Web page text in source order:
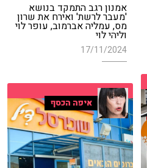
אמנון רגב התמקד בנושא
'מעבר לרשת' ואירח את שרון
מס, עמליה אברמוב, עופר לוי
וליהי לוי
17/11/2024
איפה הכסף